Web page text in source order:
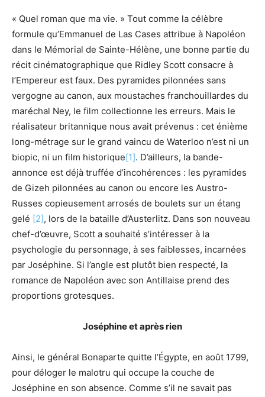
« Quel roman que ma vie. » Tout comme la célèbre
formule qu’Emmanuel de Las Cases attribue à Napoléon
dans le Mémorial de Sainte-Hélène, une bonne partie du
récit cinématographique que Ridley Scott consacre à
l’Empereur est faux. Des pyramides pilonnées sans
vergogne au canon, aux moustaches franchouillardes du
maréchal Ney, le film collectionne les erreurs. Mais le
réalisateur britannique nous avait prévenus : cet énième
long-métrage sur le grand vaincu de Waterloo n’est ni un
biopic, ni un film historique[1]. D’ailleurs, la bande-
annonce est déjà truffée d’incohérences : les pyramides
de Gizeh pilonnées au canon ou encore les Austro-
Russes copieusement arrosés de boulets sur un étang
gelé [2], lors de la bataille d’Austerlitz. Dans son nouveau
chef-d’œuvre, Scott a souhaité s’intéresser à la
psychologie du personnage, à ses faiblesses, incarnées
par Joséphine. Si l’angle est plutôt bien respecté, la
romance de Napoléon avec son Antillaise prend des
proportions grotesques.
Joséphine et après rien
Ainsi, le général Bonaparte quitte l’Égypte, en août 1799,
pour déloger le malotru qui occupe la couche de
Joséphine en son absence. Comme s’il ne savait pas